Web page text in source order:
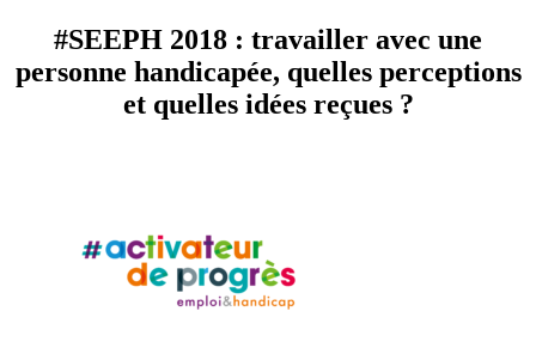
#SEEPH 2018 : travailler avec une
personne handicapée, quelles perceptions
et quelles idées reçues ?